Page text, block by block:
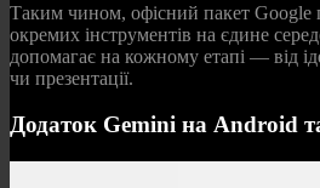
Таким чином, офісний пакет Google
окремих інструментів на єдине
допомагає на кожному етапі — від
чи презентації.
Додаток Gemini на Android